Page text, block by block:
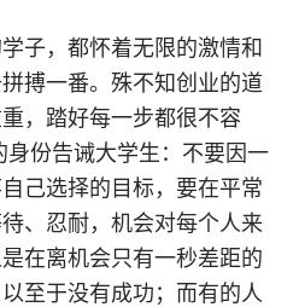
子，都怀着无限的激情和
搏一番。殊不知创业的道
，踏好每一步都很不容
份告诫大学生：不要因一
己选择的目标，要在平常
、忍耐，机会对每个人来
在离机会只有一秒差距的
至于没有成功；而有的人